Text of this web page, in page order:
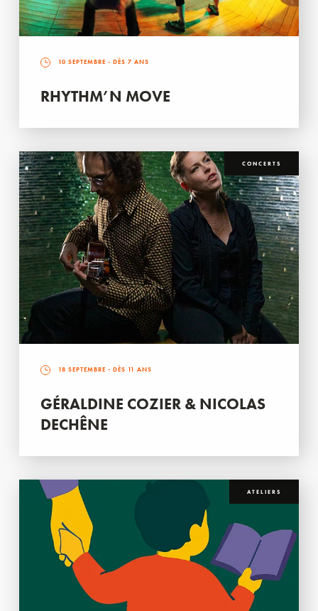
10 SEPTEMBRE - DÈS 7 ANS
RHYTHM’N MOVE
CONCERTS
18 SEPTEMBRE - DÈS 11 ANS
GÉRALDINE COZIER & NICOLAS
DECHÊNE
ATELIERS